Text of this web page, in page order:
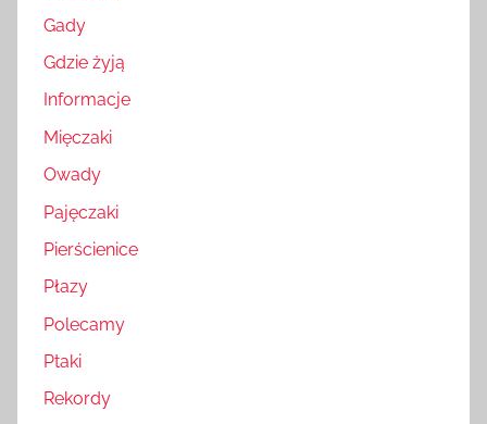
Gady
Gdzie żyją
Informacje
Mięczaki
Owady
Pajęczaki
Pierścienice
Płazy
Polecamy
Ptaki
Rekordy